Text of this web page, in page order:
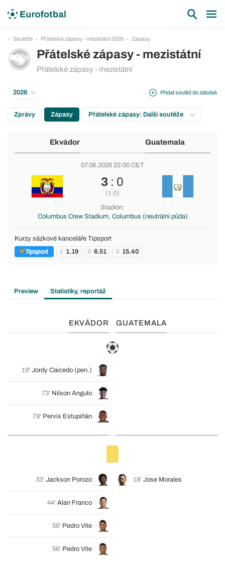
Soutěže Přátelské zápasy - mezistátní 2026 Zápasy
Přátelské zápasy - mezistátní
Přátelské zápasy - mezistátní
Přidat soutěž do záložek
2026
Zprávy Zápasy Přátelské zápasy: Další soutěže
Ekvádor Guatemala
07.06.2026 22:00 CET
3 : 0
(1:0)
Stadión:
Columbus Crew Stadium, Columbus (neutrální půda)
Kurzy sázkové kanceláře Tipsport
1 1.19 0 6.51 2 15.40
Preview Statistiky, reportáž
EKVÁDOR GUATEMALA
19' Jordy Caicedo (pen.)
73' Nilson Angulo
78' Pervis Estupiñán
33' Jackson Porozo 18' Jose Morales
44' Alan Franco
56' Pedro Vite
56' Pedro Vite